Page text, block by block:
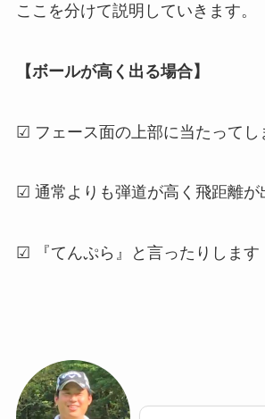
ここを分けて説明していきます。
【ボールが高く出る場合】
☑ フェース面の上部に当たってし
☑ 通常よりも弾道が高く飛距離が
☑ 『てんぷら』と言ったりします